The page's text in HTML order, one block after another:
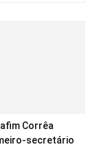
Corrêa
secretário